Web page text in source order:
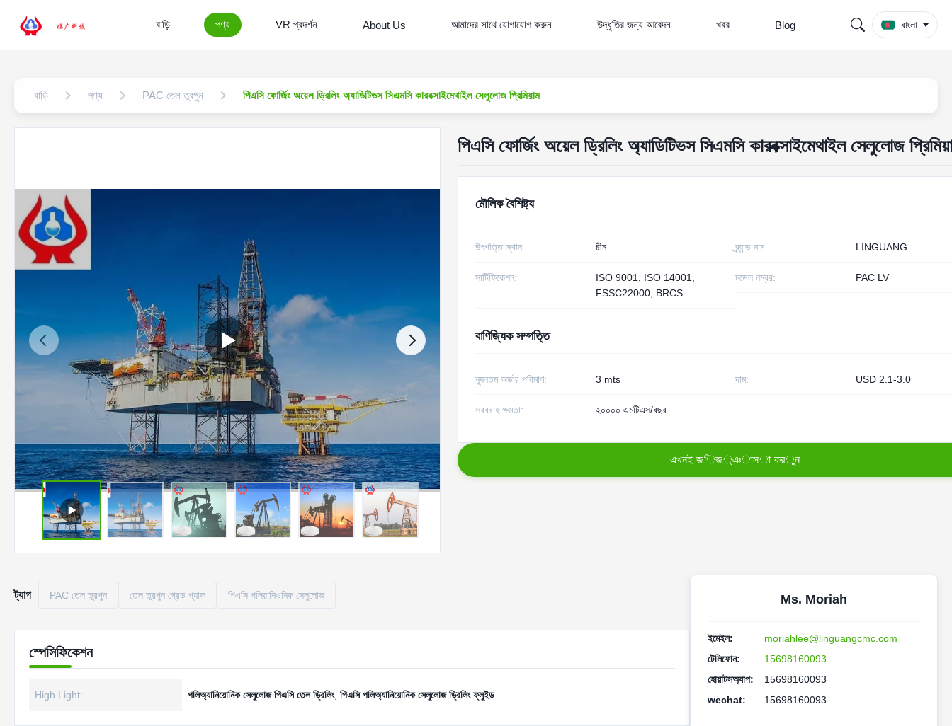
বাড়ি পণ্য VR প্রদর্শন About Us আমাদের সাথে যোগাযোগ করুন উদ্ধৃতির জন্য আবেদন খবর Blog বাংলা
বাড়ি পণ্য PAC তেল তুরপুন পিএসি ফোর্জিং অয়েল ড্রিলিং অ্যাডিটিভস সিএমসি কারবক্সাইমেথাইল সেলুলোজ প্রিমিয়াম
পিএসি ফোর্জিং অয়েল ড্রিলিং অ্যাডিটিভস সিএমসি কারবক্সাইমেথাইল সেলুলোজ
মৌলিক বৈশিষ্ট্য
উৎপত্তি স্থান: চীন ব্র্যান্ড নাম: LINGUANG
সার্টিফিকেশন:
ISO 9001, ISO 14001,
FSSC22000, BRCS
মডেল নম্বর: PAC LV
বাণিজ্যিক সম্পত্তি
ন্যূনতম অর্ডার পরিমাণ: 3 mts দাম: USD 2.1-3.0
সরবরাহ ক্ষমতা: ২০০০০ এমটিএস/বছর
এখনই জিজ্ঞাসা করুন
ট্যাগ PAC তেল তুরপুন তেল তুরপুন গ্রেড প্যাক পিএসি পলিয়ানিওনিক সেলুলোজ
স্পেসিফিকেশন
High Light: পলিঅ্যানিয়োনিক সেলুলোজ পিএসি তেল ড্রিলিং, পিএসি পলিঅ্যানিয়োনিক সেলুলোজ ড্রিলিং ফ্লুইড
Ms. Moriah
ইমেইল:
moriahlee@linguangcmc.com
টেলিফোন:
15698160093
হোয়াটসঅ্যাপ:
15698160093
wechat:
15698160093